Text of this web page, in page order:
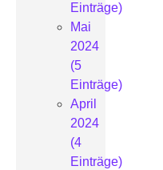
Einträge)
Mai
2024
(5
Einträge)
April
2024
(4
Einträge)